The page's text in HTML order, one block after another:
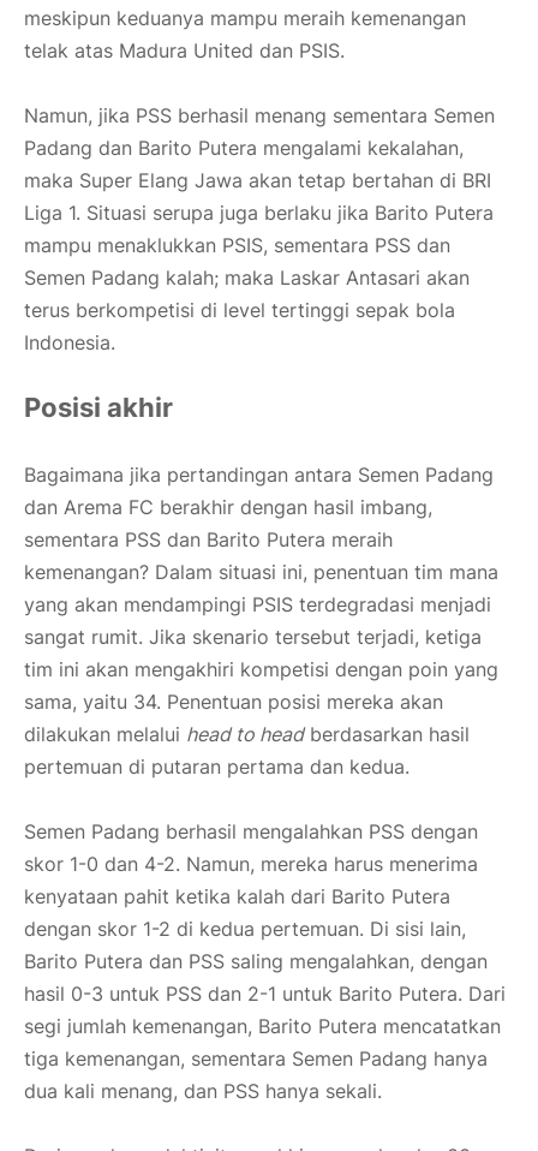
meskipun keduanya mampu meraih kemenangan
telak atas Madura United dan PSIS.
Namun, jika PSS berhasil menang sementara Semen
Padang dan Barito Putera mengalami kekalahan,
maka Super Elang Jawa akan tetap bertahan di BRI
Liga 1. Situasi serupa juga berlaku jika Barito Putera
mampu menaklukkan PSIS, sementara PSS dan
Semen Padang kalah; maka Laskar Antasari akan
terus berkompetisi di level tertinggi sepak bola
Indonesia.
Posisi akhir
Bagaimana jika pertandingan antara Semen Padang
dan Arema FC berakhir dengan hasil imbang,
sementara PSS dan Barito Putera meraih
kemenangan? Dalam situasi ini, penentuan tim mana
yang akan mendampingi PSIS terdegradasi menjadi
sangat rumit. Jika skenario tersebut terjadi, ketiga
tim ini akan mengakhiri kompetisi dengan poin yang
sama, yaitu 34. Penentuan posisi mereka akan
dilakukan melalui head to headberdasarkan hasil
pertemuan di putaran pertama dan kedua.
Semen Padang berhasil mengalahkan PSS dengan
skor 1-0 dan 4-2. Namun, mereka harus menerima
kenyataan pahit ketika kalah dari Barito Putera
dengan skor 1-2 di kedua pertemuan. Di sisi lain,
Barito Putera dan PSS saling mengalahkan, dengan
hasil 0-3 untuk PSS dan 2-1 untuk Barito Putera. Dari
segi jumlah kemenangan, Barito Putera mencatatkan
tiga kemenangan, sementara Semen Padang hanya
dua kali menang, dan PSS hanya sekali.